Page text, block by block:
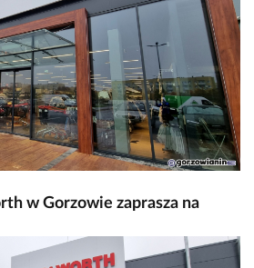
w Gorzowie zaprasza na